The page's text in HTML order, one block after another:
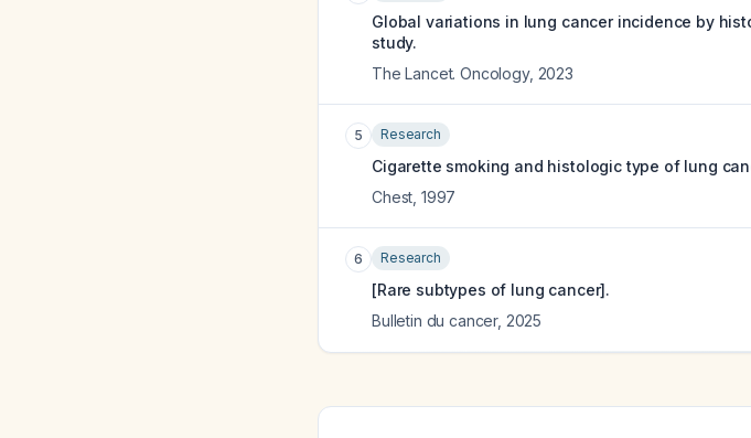
Global variations in lung cancer incidence by
study.
The Lancet. Oncology, 2023
5 Research
Cigarette smoking and histologic type of lung
Chest 1997
6 Research
[Rare subtypes of lung cancer].
Bulletin du cancer, 2025